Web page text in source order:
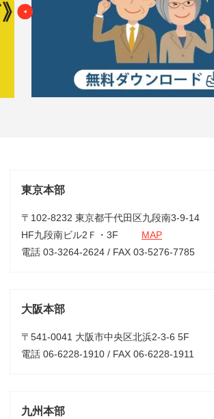
東京本部
〒102-8232 東京都千代田区九段南3-9-14
HF九段南ビル2Ｆ・3F
MAP
電話 03-3264-2624 / FAX 03-5276-7785
大阪本部
〒541-0041 大阪市中央区北浜2-3-6 5F
電話 06-6228-1910 / FAX 06-6228-1911
九州本部